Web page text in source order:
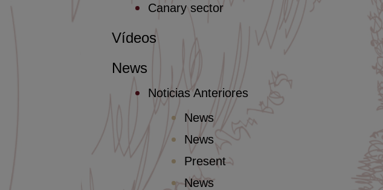
Canary sector
Vídeos
News
Noticias Anteriores
News
News
Present
News